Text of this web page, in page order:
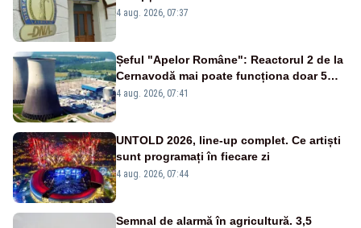
banilor din programul SAFE, interceptată
4 aug. 2026, 07:37
Șeful "Apelor Române": Reactorul 2 de la
Cernavodă mai poate funcționa doar 5
zile
4 aug. 2026, 07:41
UNTOLD 2026, line-up complet. Ce artiști
sunt programați în fiecare zi
4 aug. 2026, 07:44
Semnal de alarmă în agricultură. 3,5